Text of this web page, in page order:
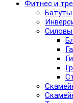
Фитнес и
Батуты